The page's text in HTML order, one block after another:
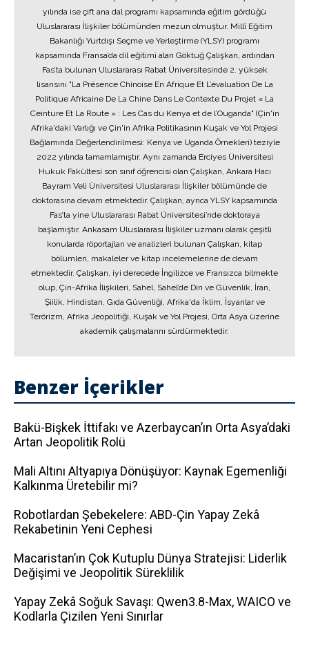
yılında ise çift ana dal programı kapsamında eğitim gördüğü
Uluslararası İlişkiler bölümünden mezun olmuştur. Millî Eğitim
Bakanlığı Yurtdışı Seçme ve Yerleştirme (YLSY) programı
kapsamında Fransa’da dil eğitimi alan Göktuğ Çalışkan, ardından
Fas’ta bulunan Uluslararası Rabat Üniversitesinde 2. yüksek
lisansını "La Présence Chinoise En Afrique Et L’évaluation De La
Politique Africaine De La Chine Dans Le Contexte Du Projet « La
Ceinture Et La Route » : Les Cas du Kenya et de l’Ouganda" (Çin'in
Afrika'daki Varlığı ve Çin'in Afrika Politikasının Kuşak ve Yol Projesi
Bağlamında Değerlendirilmesi: Kenya ve Uganda Örnekleri) teziyle
2022 yılında tamamlamıştır. Aynı zamanda Erciyes Üniversitesi
Hukuk Fakültesi son sınıf öğrencisi olan Çalışkan, Ankara Hacı
Bayram Veli Üniversitesi Uluslararası İlişkiler bölümünde de
doktorasına devam etmektedir. Çalışkan, ayrıca YLSY kapsamında
Fas’ta yine Uluslararası Rabat Üniversitesi’nde doktoraya
başlamıştır. Ankasam Uluslararası İlişkiler uzmanı olarak çeşitli
konularda röportajları ve analizleri bulunan Çalışkan, kitap
bölümleri, makaleler ve kitap incelemelerine de devam
etmektedir. Çalışkan, iyi derecede İngilizce ve Fransızca bilmekte
olup, Çin-Afrika İlişkileri, Sahel, Sahel’de Din ve Güvenlik, İran,
Şiilik, Hindistan, Gıda Güvenliği, Afrika'da İklim, İsyanlar ve
Terörizm, Afrika Jeopolitiği, Kuşak ve Yol Projesi, Orta Asya üzerine
akademik çalışmalarını sürdürmektedir.
Benzer İçerikler
Bakü-Bişkek İttifakı ve Azerbaycan’ın Orta Asya’daki
Artan Jeopolitik Rolü
Mali Altını Altyapıya Dönüşüyor: Kaynak Egemenliği
Kalkınma Üretebilir mi?
Robotlardan Şebekelere: ABD-Çin Yapay Zekâ
Rekabetinin Yeni Cephesi
Macaristan’ın Çok Kutuplu Dünya Stratejisi: Liderlik
Değişimi ve Jeopolitik Süreklilik
Yapay Zekâ Soğuk Savaşı: Qwen3.8-Max, WAICO ve
Kodlarla Çizilen Yeni Sınırlar